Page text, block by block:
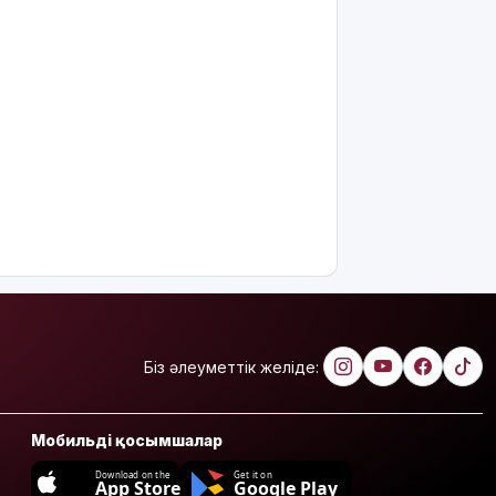
Біз әлеуметтік желіде:
Мобильді қосымшалар
Download on the
App Store
Get it on
Google Play